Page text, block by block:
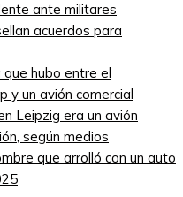
ante militares
acuerdos para
hubo entre el
y un avión comercial
Leipzig era un avión
según medios
que arrolló con un auto